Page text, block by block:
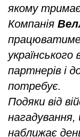
якому
Компанія
партнерів і
потребує.
Подяки від
наближає